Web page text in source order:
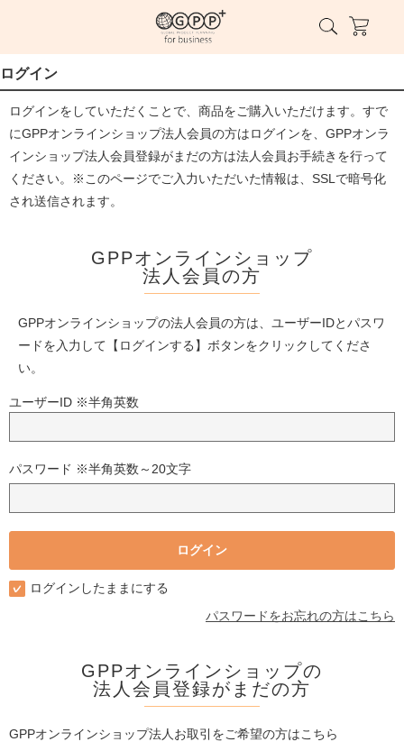
ログイン
ログインをしていただくことで、商品をご購入いただけます。すで
にGPPオンラインショップ法人会員の方はログインを、GPPオンラ
インショップ法人会員登録がまだの方は法人会員お手続きを行って
ください。※このページでご入力いただいた情報は、SSLで暗号化
され送信されます。
GPPオンラインショップ
法人会員の方
GPPオンラインショップの法人会員の方は、ユーザーIDとパスワ
ードを入力して【ログインする】ボタンをクリックしてくださ
い。
ユーザーID ※半角英数
パスワード ※半角英数～20文字
ログインしたままにする
パスワードをお忘れの方はこちら
GPPオンラインショップの
法人会員登録がまだの方
GPPオンラインショップ法人お取引をご希望の方はこちら